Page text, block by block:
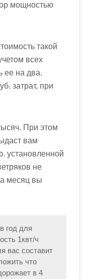
мощностью
такой
всех
ее на два.
затрат, при
При этом
вам
установленной
не
месяц вы
год для
1квт/ч
вас составит
что
в 4